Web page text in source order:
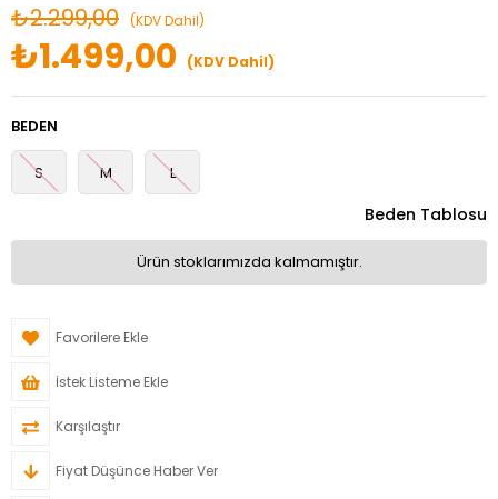
₺2.299,00 (KDV Dahil)
₺1.499,00 (KDV Dahil)
BEDEN
S M L
Beden Tablosu
Ürün stoklarımızda kalmamıştır.
Favorilere Ekle
İstek Listeme Ekle
Karşılaştır
Fiyat Düşünce Haber Ver